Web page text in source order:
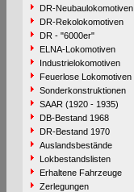
DR-Neubaulokomotiven
DR-Rekolokomotiven
DR - "6000er"
ELNA-Lokomotiven
Industrielokomotiven
Feuerlose Lokomotiven
Sonderkonstruktionen
SAAR (1920 - 1935)
DB-Bestand 1968
DR-Bestand 1970
Auslandsbestände
Lokbestandslisten
Erhaltene Fahrzeuge
Zerlegungen